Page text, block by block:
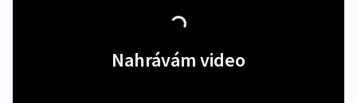
Nahrávám video